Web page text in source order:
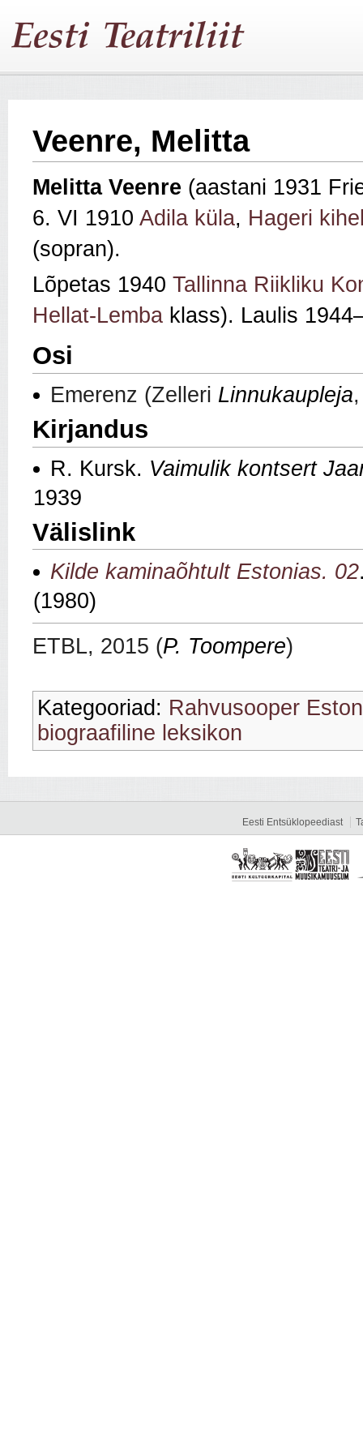
Veenre, Melitta
Melitta Veenre (aastani 1931
6. VI 1910 Adila küla, Hageri
(sopran).
Lõpetas 1940 Tallinna Riikliku
Hellat-Lemba klass). Laulis
Osi
Emerenz (Zelleri Linnukaupleja
Kirjandus
R. Kursk. Vaimulik kontsert
1939
Välislink
Kilde kaminaõhtult Estonias. 02
(1980)
ETBL, 2015 (P. Toompere)
Kategooriad: Rahvusooper
biograafiline leksikon
Eesti Entsüklopeediast